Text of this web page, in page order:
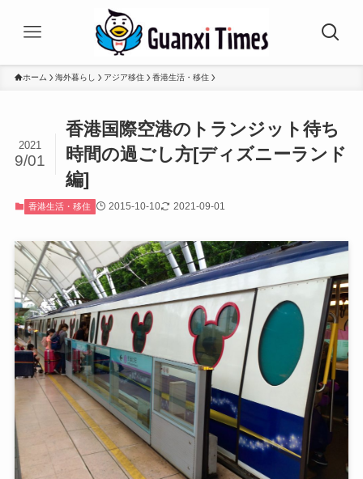
ホーム 海外暮らし アジア移住 香港生活・移住
香港国際空港のトランジット待ち
時間の過ごし方[ディズニーランド
編]
2021
9/01
香港生活・移住 2015-10-10 2021-09-01